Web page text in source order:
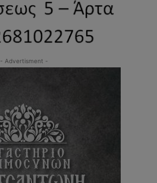
- Advertisment -